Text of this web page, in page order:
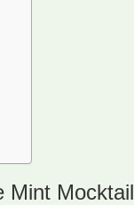
Mint Mocktail